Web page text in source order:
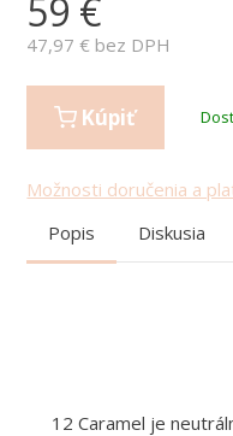
59 €
47,97 € bez DPH
Kúpiť
Možnosti doručenia a
Popis
Diskusia
12 Caramel je